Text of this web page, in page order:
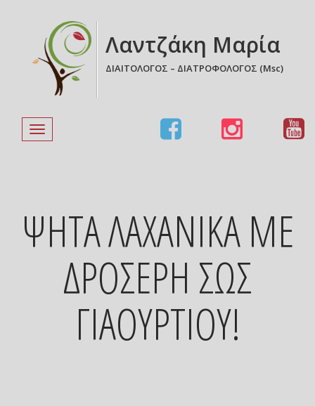
Λαντζάκη Μαρία
ΔΙΑΙΤΟΛΟΓΟΣ – ΔΙΑΤΡΟΦΟΛΟΓΟΣ (Msc)
Toggle
ΨΗΤΑ ΛΑΧΑΝΙΚΑ ΜΕ
ΔΡΟΣΕΡΗ ΣΩΣ
ΓΙΑΟΥΡΤΙΟΥ!